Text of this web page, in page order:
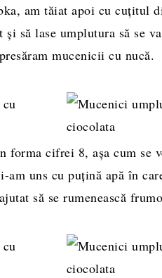
am tăiat apoi cu cuțitul
și să lase umplutura să se
mucenicii cu nucă.
forma cifrei 8, așa cum se
am uns cu puțină apă în
să se rumenească